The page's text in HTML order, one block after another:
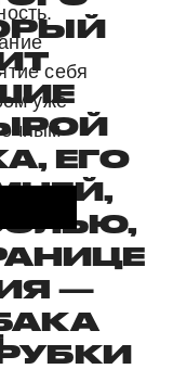
ЕГО
—
себя
уже